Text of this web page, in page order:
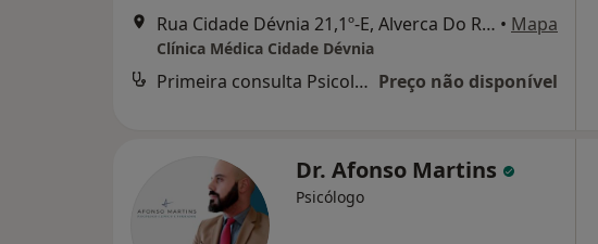
Rua Cidade Dévnia 21,1º-E, Alverca Do Ribatejo • Mapa
Clínica Médica Cidade Dévnia
Primeira consulta Psicologia Preço não disponível
Dr. Afonso Martins
Psicólogo